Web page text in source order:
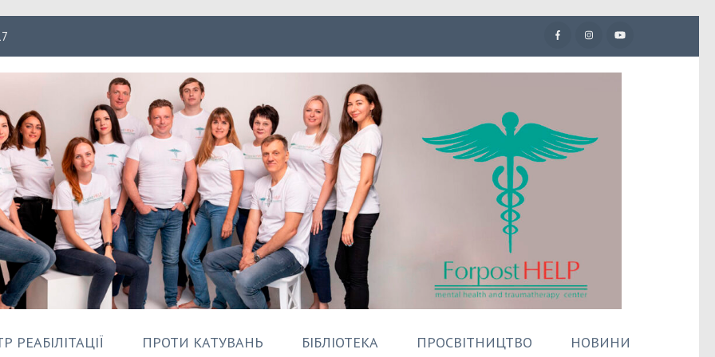
РЕАБІЛІТАЦІЇ ПРОТИ КАТУВАНЬ БІБЛІОТЕКА ПРОСВІТНИЦТВО НОВИНИ